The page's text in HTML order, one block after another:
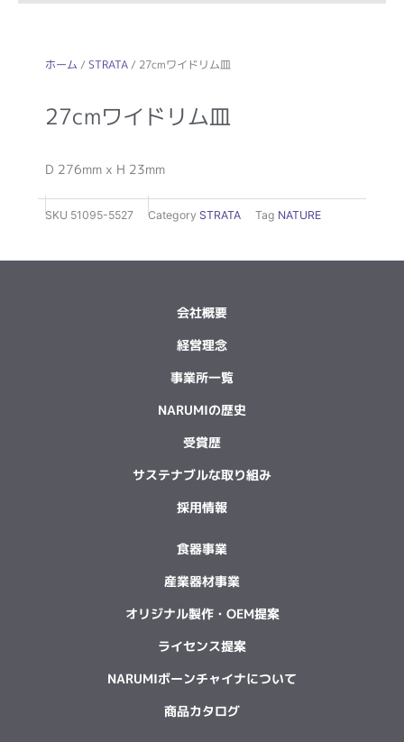
ホーム /STRATA/ 27cmワイドリム皿
27cmワイドリム皿
D 276mm x H 23mm
SKU 51095-5527 Category STRATA Tag NATURE
会社概要
経営理念
事業所一覧
NARUMIの歴史
受賞歴
サステナブルな取り組み
採用情報
食器事業
産業器材事業
オリジナル製作・OEM提案
ライセンス提案
NARUMIボーンチャイナについて
商品カタログ